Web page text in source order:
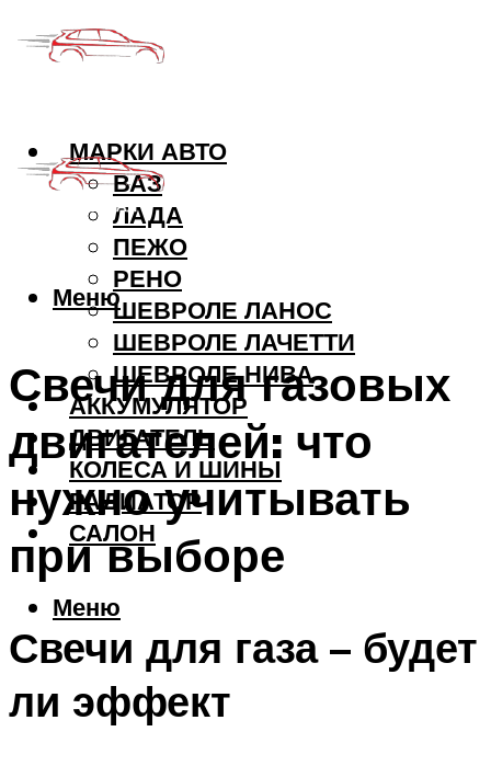
МАРКИ АВТО
ВАЗ
ЛАДА
ПЕЖО
РЕНО
ШЕВРОЛЕ ЛАНОС
ШЕВРОЛЕ ЛАЧЕТТИ
ШЕВРОЛЕ НИВА
АККУМУЛЯТОР
ДВИГАТЕЛЬ
КОЛЕСА И ШИНЫ
РАДИАТОР
САЛОН
Меню
Меню
Свечи для газовых
двигателей: что
нужно учитывать
при выборе
Свечи для газа – будет
ли эффект